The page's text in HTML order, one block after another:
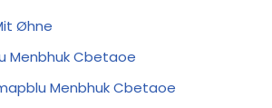
Øhne
Menbhuk Cbetaoe
Menbhuk Cbetaoe